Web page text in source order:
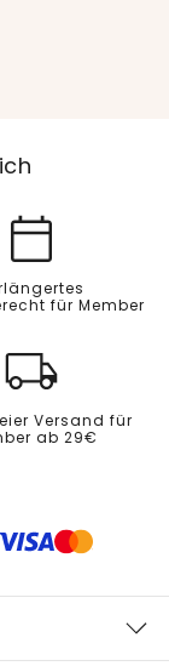
für Member
Versand für
ab 29€